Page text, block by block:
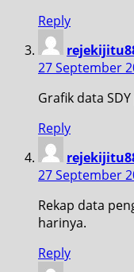
Reply
27 September
Grafik data
Reply
27 September
Rekap data
harinya.
Reply